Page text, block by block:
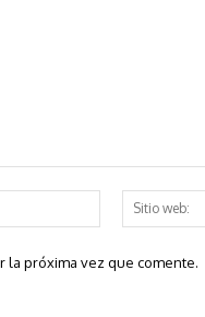
Correo
electrónico:*
la próxima vez que comente.